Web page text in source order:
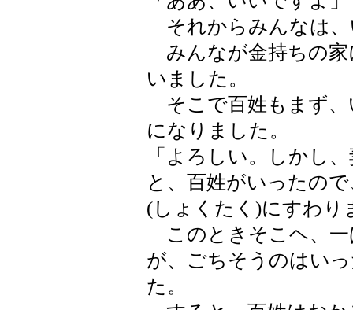
それからみんなは、
みんなが金持ちの家
いました。
そこで百姓もまず、
になりました。
「よろしい。しかし
と、百姓がいったの
(しょくたく)にすわり
このときそこヘ、一
が、ごちそうのはい
た。